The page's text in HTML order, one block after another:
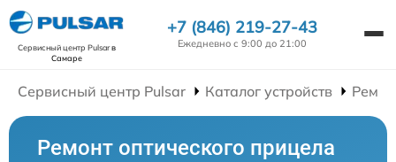
Сервисный центр Pulsarв
Самаре
+7 (846) 219-27-43
Ежедневно с 9:00 до 21:00
Сервисный центр Pulsar Каталог устройств
Ремонт оптического прицела